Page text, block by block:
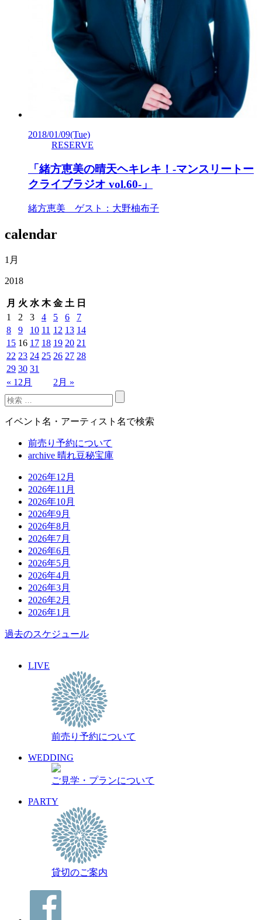
2018/01/09(Tue)
RESERVE
「緒方恵美の晴天ヘキレキ！-マンスリートー
クライブラジオ vol.60-」
緒方恵美 ゲスト：大野柚布子
calendar
1月
2018
月 火 水 木 金 土 日
« 12月 2月 »
1 2 3 4 5 6
7
8
9 10 11 12 13 14
15 16 17 18 19 20 21
22 23 24 25 26 27 28
29 30 31
イベント名・アーティスト名で検索
前売り予約について
archive 晴れ豆秘宝庫
2026年12月
2026年11月
2026年10月
2026年9月
2026年8月
2026年7月
2026年6月
2026年5月
2026年4月
2026年3月
2026年2月
2026年1月
過去のスケジュール
LIVE
前売り予約について
WEDDING
ご見学・プランについて
PARTY
貸切のご案内